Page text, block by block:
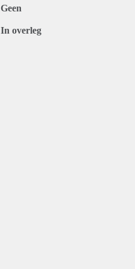
Geen
In overleg